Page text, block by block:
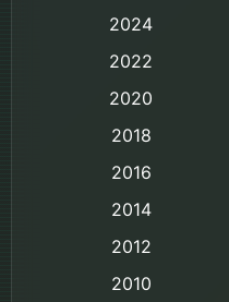
2024
2022
2020
2018
2016
2014
2012
2010